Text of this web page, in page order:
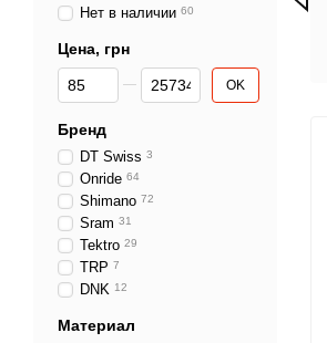
Нет в наличии 60
Цена, грн
От Цена, грн
До Цена, грн OK
Бренд
DT Swiss 3
Onride 64
Shimano 72
Sram 31
Tektro 29
TRP 7
DNK 12
Материал